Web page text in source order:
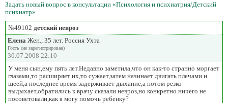
Задать новый вопрос в консультации «Психология и психиатрия/Детский
психиатр»
№49102 детский невроз
Елена Жен., 35 лет. Россия Ухта
Гость (не зарегистрирован)
30.07.2008 22:10
У меня сын,ему пять лет.Недавно заметила,что он как-то странно моргает
глазами,то расширяет их,то сужает,затем начинает двигать плечами и
шеей,а последнее время задерживает дыхание,а потом резко
выдыхает,обратились к врачу сказали невроз,но конкретно ничего не
посоветовали,как я могу помочь ребенку?